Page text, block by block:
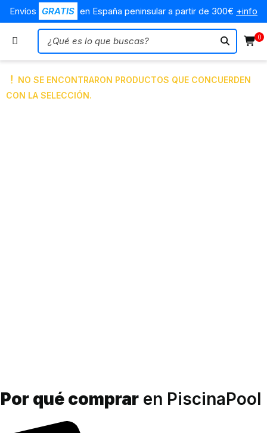
Envíos GRATIS en España peninsular a partir de 300€ +info
0
NO SE ENCONTRARON PRODUCTOS QUE CONCUERDEN
CON LA SELECCIÓN.
Por qué comprar en PiscinaPool